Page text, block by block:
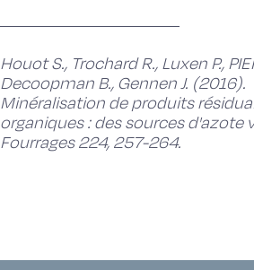
Houot S., Trochard R., Luxen P.,
Decoopman B., Gennen J. (2016).
Minéralisation de produits
organiques : des sources d'azote
Fourrages 224, 257-264.